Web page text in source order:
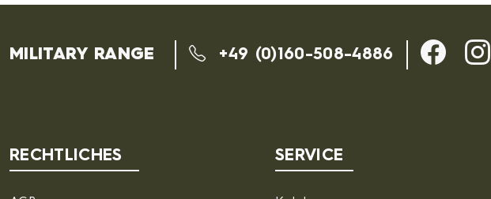
MILITARY RANGE +49 (0)160-508-4886
RECHTLICHES SERVICE